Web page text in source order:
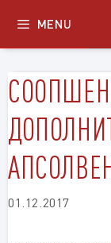
content
MENU
01.12.2017